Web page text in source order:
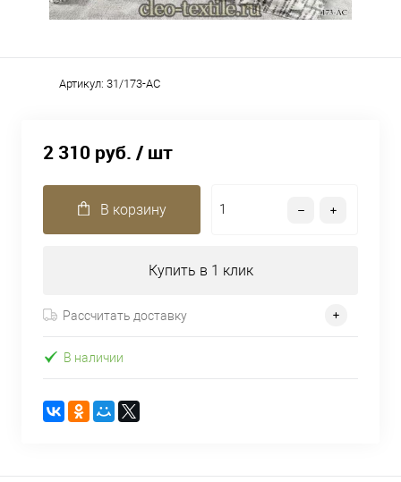
Артикул: 31/173-AC
2 310 руб. / шт
В корзину
Купить в 1 клик
Рассчитать доставку
В наличии